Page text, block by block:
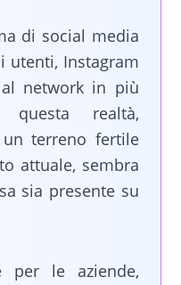
di social media
utenti, Instagram
network in più
realtà,
terreno fertile
attuale, sembra
sia presente su
per le aziende,